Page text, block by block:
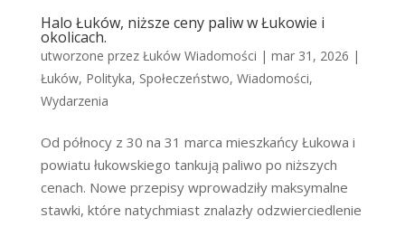
Halo Łuków, niższe ceny paliw w Łukowie i
okolicach.
utworzone przez Łuków Wiadomości | mar 31, 2026 |
Łuków, Polityka, Społeczeństwo, Wiadomości,
Wydarzenia
Od północy z 30 na 31 marca mieszkańcy Łukowa i
powiatu łukowskiego tankują paliwo po niższych
cenach. Nowe przepisy wprowadziły maksymalne
stawki, które natychmiast znalazły odzwierciedlenie